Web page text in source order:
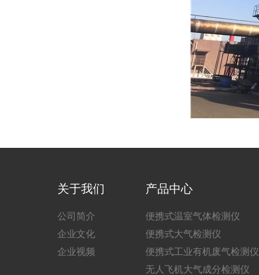
关于我们
公司简介
企业文化
企业视频
产品中心
便携式温室气体检测仪
便携式大气检测仪
便携式工业有机废气检测仪
无人飞机大气成分检测仪